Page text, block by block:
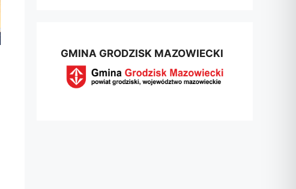
GMINA GRODZISK MAZOWIECKI